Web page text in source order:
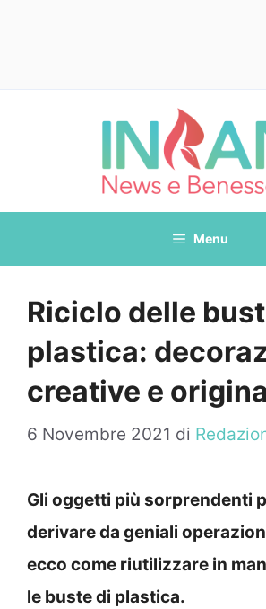
Menu
Riciclo delle
plastica:
creative e
6 Novembre 2021 di
Gli oggetti più sorprendenti
derivare da geniali
ecco come riutilizzare in
le buste di plastica.